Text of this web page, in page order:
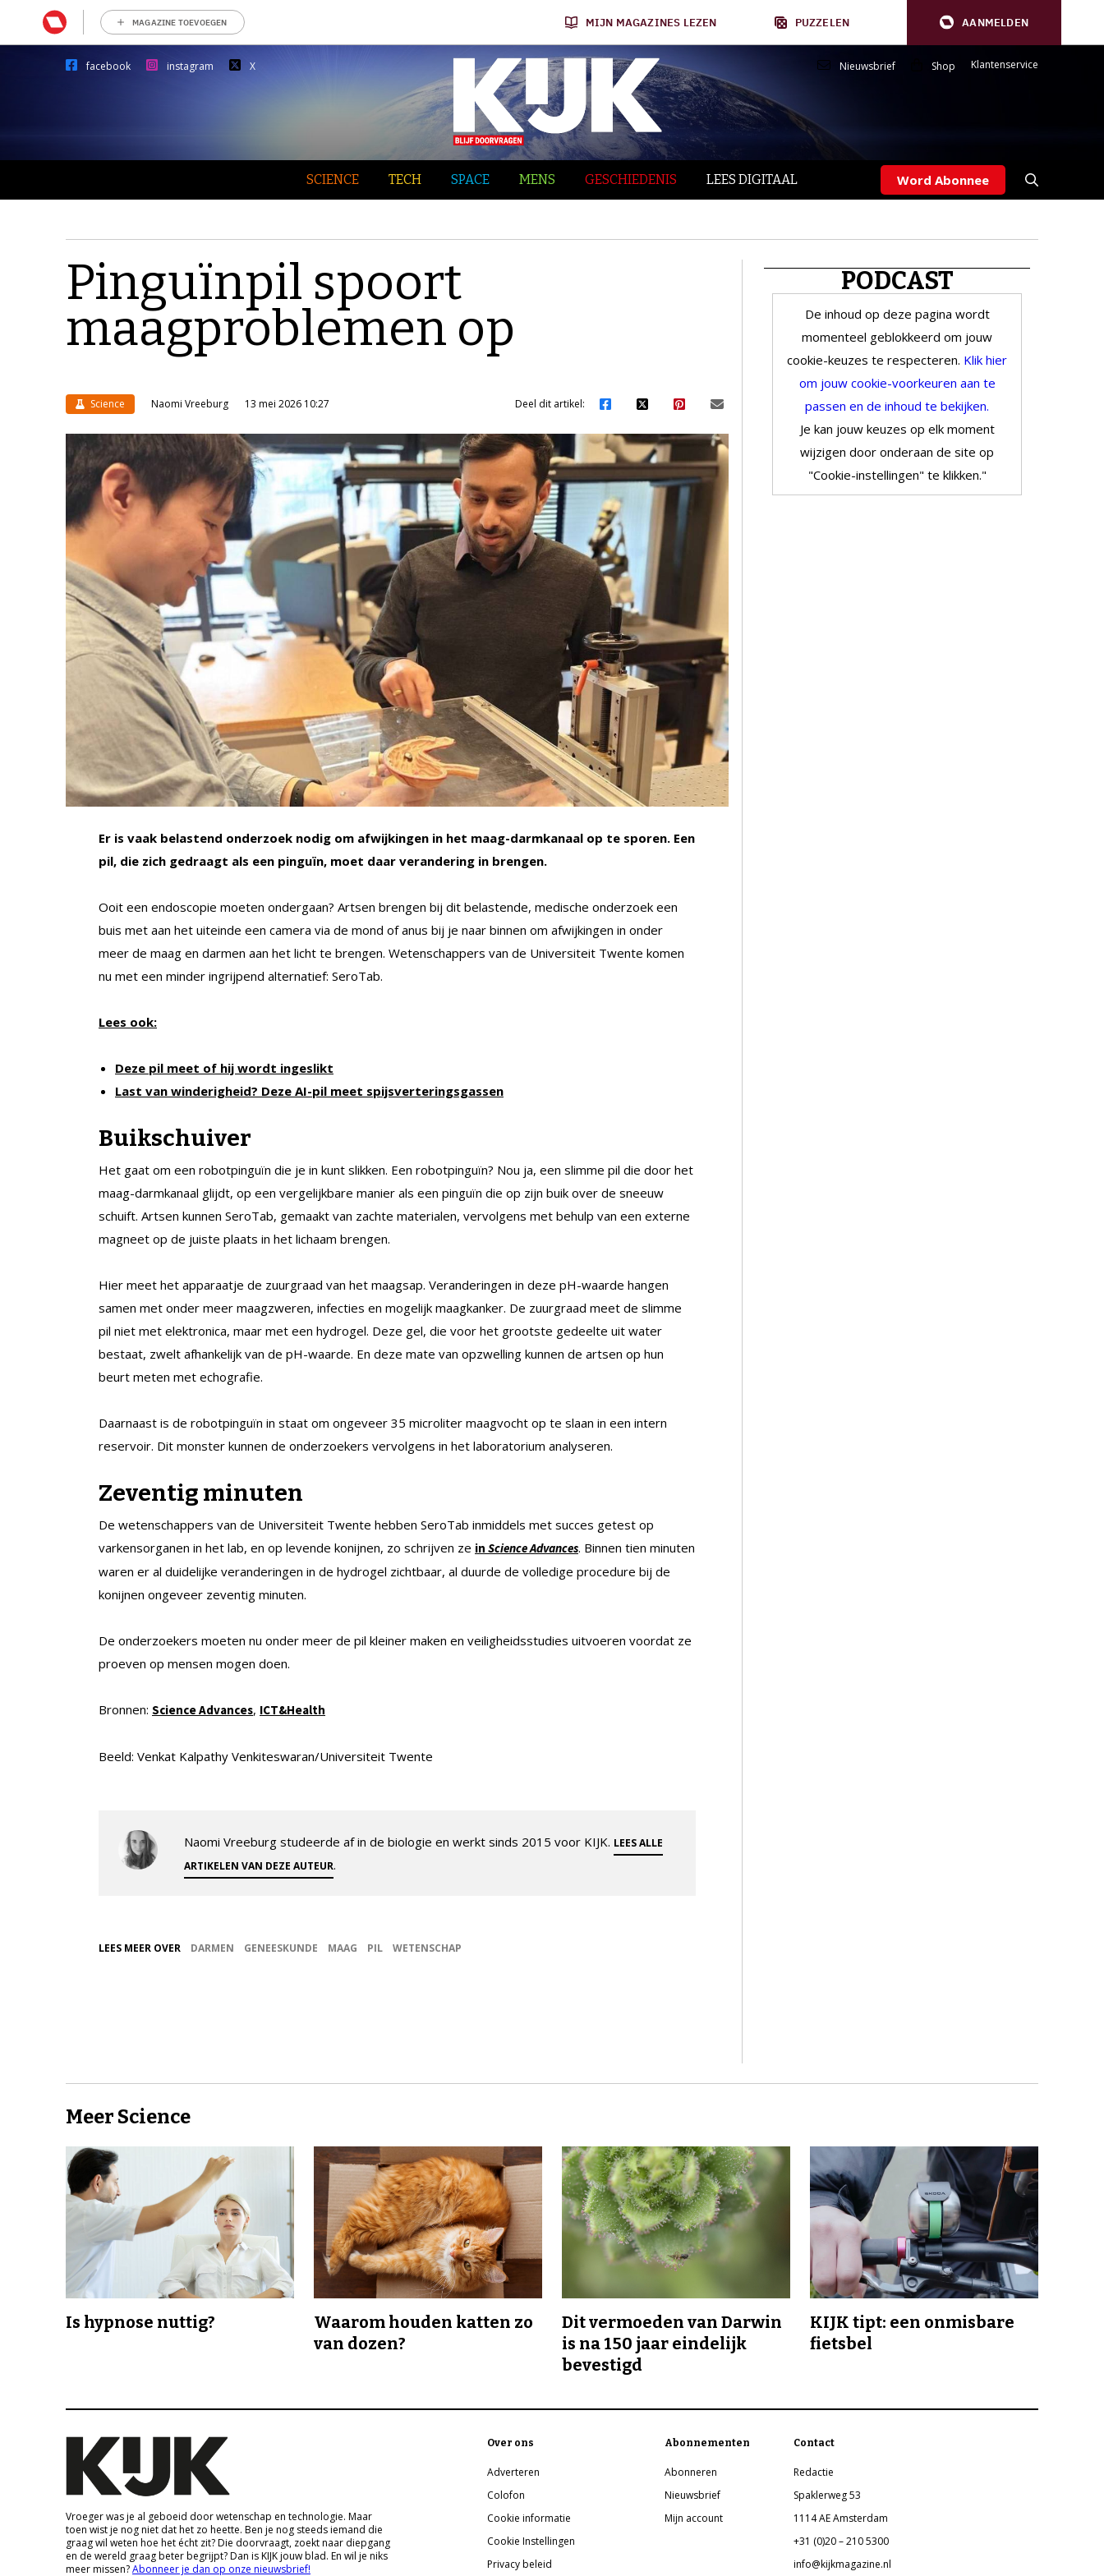
MAGAZINE TOEVOEGEN MIJN MAGAZINES LEZEN PUZZELEN AANMELDEN
facebook instagram X Nieuwsbrief Shop Klantenservice
SCIENCE TECH SPACE MENS GESCHIEDENIS LEES DIGITAAL Word Abonnee
Pinguïnpil spoort
maagproblemen op
Science Naomi Vreeburg 13 mei 2026 10:27 Deel dit artikel:
Er is vaak belastend onderzoek nodig om afwijkingen in het maag-darmkanaal op te sporen. Een
pil, die zich gedraagt als een pinguïn, moet daar verandering in brengen.
Ooit een endoscopie moeten ondergaan? Artsen brengen bij dit belastende, medische onderzoek een
buis met aan het uiteinde een camera via de mond of anus bij je naar binnen om afwijkingen in onder
meer de maag en darmen aan het licht te brengen. Wetenschappers van de Universiteit Twente komen
nu met een minder ingrijpend alternatief: SeroTab.
Lees ook:
Deze pil meet of hij wordt ingeslikt
Last van winderigheid? Deze AI-pil meet spijsverteringsgassen
Buikschuiver
Het gaat om een robotpinguïn die je in kunt slikken. Een robotpinguïn? Nou ja, een slimme pil die door het
maag-darmkanaal glijdt, op een vergelijkbare manier als een pinguïn die op zijn buik over de sneeuw
schuift. Artsen kunnen SeroTab, gemaakt van zachte materialen, vervolgens met behulp van een externe
magneet op de juiste plaats in het lichaam brengen.
Hier meet het apparaatje de zuurgraad van het maagsap. Veranderingen in deze pH-waarde hangen
samen met onder meer maagzweren, infecties en mogelijk maagkanker. De zuurgraad meet de slimme
pil niet met elektronica, maar met een hydrogel. Deze gel, die voor het grootste gedeelte uit water
bestaat, zwelt afhankelijk van de pH-waarde. En deze mate van opzwelling kunnen de artsen op hun
beurt meten met echografie.
Daarnaast is de robotpinguïn in staat om ongeveer 35 microliter maagvocht op te slaan in een intern
reservoir. Dit monster kunnen de onderzoekers vervolgens in het laboratorium analyseren.
Zeventig minuten
De wetenschappers van de Universiteit Twente hebben SeroTab inmiddels met succes getest op
varkensorganen in het lab, en op levende konijnen, zo schrijven ze in Science Advances. Binnen tien minuten
waren er al duidelijke veranderingen in de hydrogel zichtbaar, al duurde de volledige procedure bij de
konijnen ongeveer zeventig minuten.
De onderzoekers moeten nu onder meer de pil kleiner maken en veiligheidsstudies uitvoeren voordat ze
proeven op mensen mogen doen.
Bronnen: Science Advances, ICT&Health
Beeld: Venkat Kalpathy Venkiteswaran/Universiteit Twente
Naomi Vreeburg studeerde af in de biologie en werkt sinds 2015 voor KIJK. LEES ALLE
ARTIKELEN VAN DEZE AUTEUR.
LEES MEER OVER DARMEN GENEESKUNDE MAAG PIL WETENSCHAP
PODCAST
De inhoud op deze pagina wordt
momenteel geblokkeerd om jouw
cookie-keuzes te respecteren. Klik hier
om jouw cookie-voorkeuren aan te
passen en de inhoud te bekijken.
Je kan jouw keuzes op elk moment
wijzigen door onderaan de site op
"Cookie-instellingen" te klikken."
Meer Science
Is hypnose nuttig?
Waarom houden katten zo
van dozen?
Dit vermoeden van Darwin
is na 150 jaar eindelijk
bevestigd
KIJK tipt: een onmisbare
fietsbel
Vroeger was je al geboeid door wetenschap en technologie. Maar
toen wist je nog niet dat het zo heette. Ben je nog steeds iemand die
graag wil weten hoe het écht zit? Die doorvraagt, zoekt naar diepgang
en de wereld graag beter begrijpt? Dan is KIJK jouw blad. En wil je niks
meer missen?Abonneer je dan op onze nieuwsbrief!
Over ons
Adverteren
Colofon
Cookie informatie
Cookie Instellingen
Privacy beleid
Abonnementen
Abonneren
Nieuwsbrief
Mijn account
Contact
Redactie
Spaklerweg 53
1114 AE Amsterdam
+31 (0)20 – 210 5300
info@kijkmagazine.nl